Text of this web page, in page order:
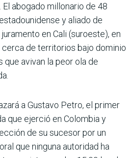
abogado millonario de 48
y aliado de
en Cali (suroeste), en
cerca de territorios bajo dominio
que avivan la peor ola de
a Gustavo Petro, el primer
que ejerció en Colombia y
de su sucesor por un
que ninguna autoridad ha